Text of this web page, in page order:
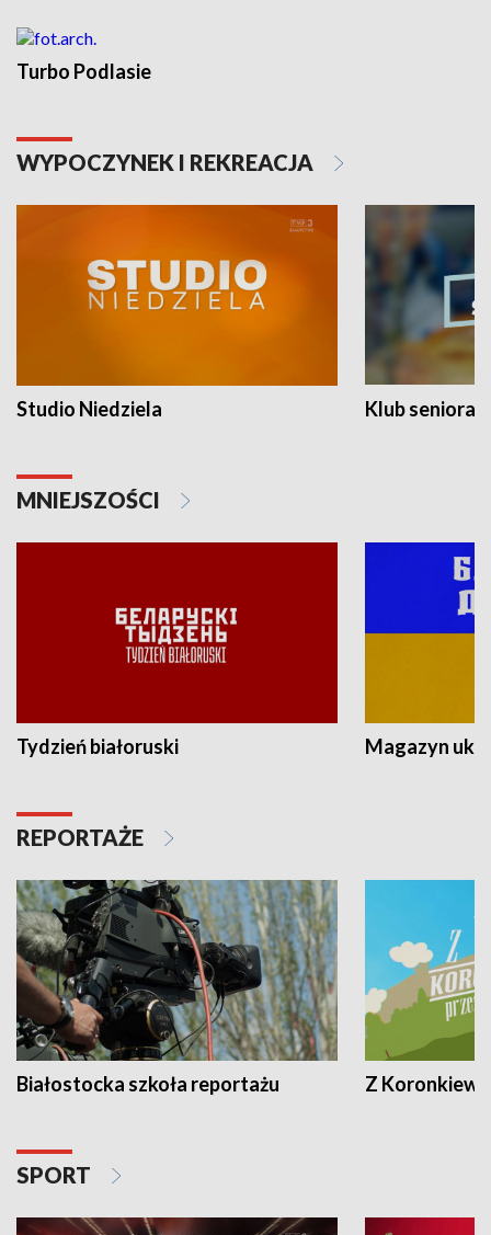
Turbo Podlasie
WYPOCZYNEK I REKREACJA
Studio Niedziela Klub seniora
MNIEJSZOŚCI
Tydzień białoruski Magazyn
REPORTAŻE
Białostocka szkoła reportażu Z
SPORT